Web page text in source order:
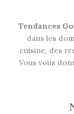
Tendances
dans les
cuisine, des
Vous vous